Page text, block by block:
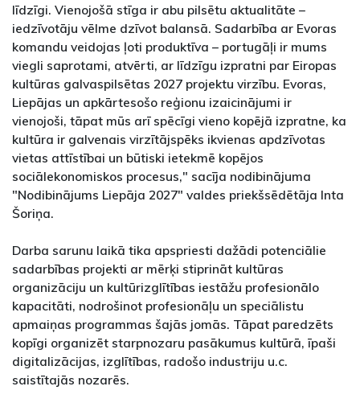
līdzīgi. Vienojošā stīga ir abu pilsētu aktualitāte –
iedzīvotāju vēlme dzīvot balansā. Sadarbība ar Evoras
komandu veidojas ļoti produktīva – portugāļi ir mums
viegli saprotami, atvērti, ar līdzīgu izpratni par Eiropas
kultūras galvaspilsētas 2027 projektu virzību. Evoras,
Liepājas un apkārtesošo reģionu izaicinājumi ir
vienojoši, tāpat mūs arī spēcīgi vieno kopējā izpratne, ka
kultūra ir galvenais virzītājspēks ikvienas apdzīvotas
vietas attīstībai un būtiski ietekmē kopējos
sociālekonomiskos procesus," sacīja nodibinājuma
"Nodibinājums Liepāja 2027" valdes priekšsēdētāja Inta
Šoriņa.
Darba sarunu laikā tika apspriesti dažādi potenciālie
sadarbības projekti ar mērķi stiprināt kultūras
organizāciju un kultūrizglītības iestāžu profesionālo
kapacitāti, nodrošinot profesionāļu un speciālistu
apmaiņas programmas šajās jomās. Tāpat paredzēts
kopīgi organizēt starpnozaru pasākumus kultūrā, īpaši
digitalizācijas, izglītības, radošo industriju u.c.
saistītajās nozarēs.